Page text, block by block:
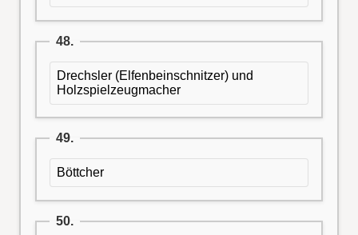
48.
Drechsler (Elfenbeinschnitzer) und
Holzspielzeugmacher
49.
Böttcher
50.